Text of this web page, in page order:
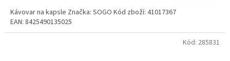
Kávovar na kapsle Značka: SOGO Kód zboží: 41017367
EAN: 8425490135025
Kód: 285831